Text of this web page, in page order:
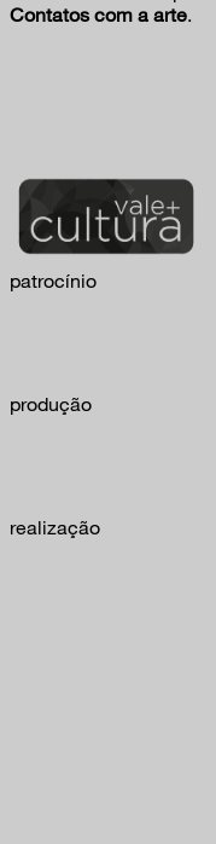
Contatos com a arte
patrocínio
produção
realização